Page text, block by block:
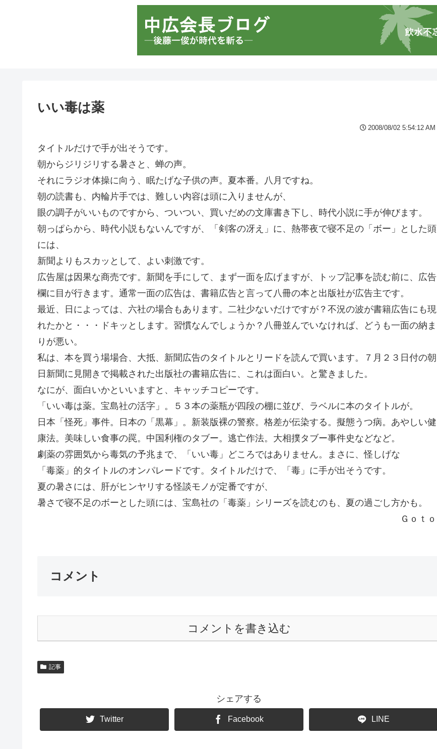
いい毒は薬
2008/08/02 5:54:12 AM
タイトルだけで手が出そうです。
朝からジリジリする暑さと、蝉の声。
それにラジオ体操に向う、眠たげな子供の声。夏本番。八月ですね。
朝の読書も、内輪片手では、難しい内容は頭に入りませんが、
眼の調子がいいものですから、ついつい、買いだめの文庫書き下し、時代小説に手が伸びます。
朝っぱらから、時代小説もないんですが、「剣客の冴え」に、熱帯夜で寝不足の「ボー」とした頭
には、
新聞よりもスカッとして、よい刺激です。
広告屋は因果な商売です。新聞を手にして、まず一面を広げますが、トップ記事を読む前に、広告
欄に目が行きます。通常一面の広告は、書籍広告と言って八冊の本と出版社が広告主です。
最近、日によっては、六社の場合もあります。二社少ないだけですが？不況の波が書籍広告にも現
れたかと・・・ドキッとします。習慣なんでしょうか？八冊並んでいなければ、どうも一面の納ま
りが悪い。
私は、本を買う場場合、大抵、新聞広告のタイトルとリードを読んで買います。７月２３日付の朝
日新聞に見開きで掲載された出版社の書籍広告に、これは面白い。と驚きました。
なにが、面白いかといいますと、キャッチコピーです。
「いい毒は薬。宝島社の活字」。５３本の薬瓶が四段の棚に並び、ラベルに本のタイトルが。
日本「怪死」事件。日本の「黒幕」。新装版裸の警察。格差が伝染する。擬態うつ病。あやしい健
康法。美味しい食事の罠。中国利権のタブー。逃亡作法。大相撲タブー事件史などなど。
劇薬の雰囲気から毒気の予兆まで、「いい毒」どころではありません。まさに、怪しげな
「毒薬」的タイトルのオンパレードです。タイトルだけで、「毒」に手が出そうです。
夏の暑さには、肝がヒンヤリする怪談モノが定番ですが、
暑さで寝不足のボーとした頭には、宝島社の「毒薬」シリーズを読むのも、夏の過ごし方かも。
Ｇｏｔｏ
コメント
コメントを書き込む
記事
シェアする
Twitter Facebook LINE